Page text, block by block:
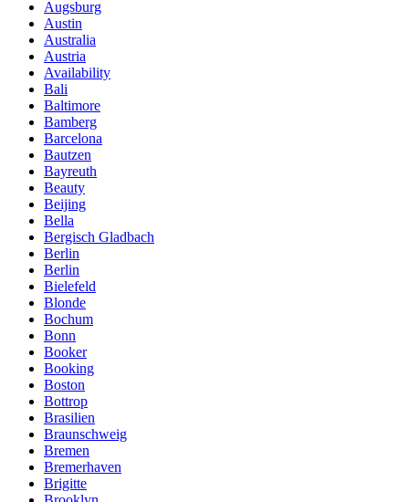
Augsburg
Austin
Australia
Austria
Availability
Bali
Baltimore
Bamberg
Barcelona
Bautzen
Bayreuth
Beauty
Beijing
Bella
Bergisch Gladbach
Berlin
Berlin
Bielefeld
Blonde
Bochum
Bonn
Booker
Booking
Boston
Bottrop
Brasilien
Braunschweig
Bremen
Bremerhaven
Brigitte